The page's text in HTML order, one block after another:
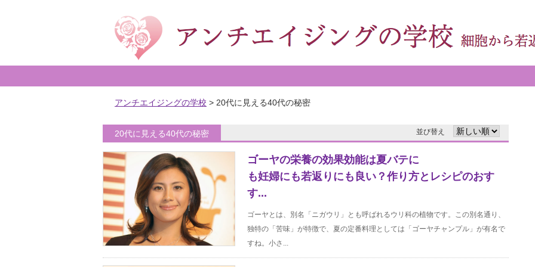
アンチエイジングの学校 > 20代に見える40代の秘密
20代に見える40代の秘密 並び替え
ゴーヤの栄養の効果効能は夏バテに
も妊婦にも若返りにも良い？作り方とレシピのおす
す...
ゴーヤとは、別名「ニガウリ」とも呼ばれるウリ科の植物です。この別名通り、
独特の「苦味」が特徴で、夏の定番料理としては「ゴーヤチャンプル」が有名で
すね。小さ...